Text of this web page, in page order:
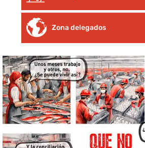
Zona delegados